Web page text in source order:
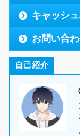
キャッシ
お問い合
自己紹介